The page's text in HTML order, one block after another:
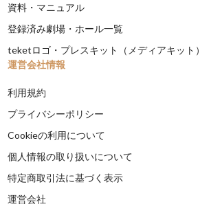
資料・マニュアル
登録済み劇場・ホール一覧
teketロゴ・プレスキット（メディアキット）
運営会社情報
利用規約
プライバシーポリシー
Cookieの利用について
個人情報の取り扱いについて
特定商取引法に基づく表示
運営会社